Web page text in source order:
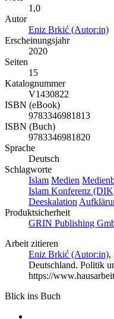
1,0
Autor
Eniz Brkić (Autor:in)
Erscheinungsjahr
2020
Seiten
15
Katalognummer
V1430822
ISBN (eBook)
9783346981813
ISBN (Buch)
9783346981820
Sprache
Deutsch
Schlagworte
Islam Medien
Islam Konferenz
Deeskalation
Produktsicherheit
GRIN Publishing
Arbeit zitieren
Eniz Brkić (Autor:in),
Deutschland. Politik
https://
Blick ins Buch